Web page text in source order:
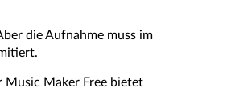
die Aufnahme muss im
Music Maker Free bietet